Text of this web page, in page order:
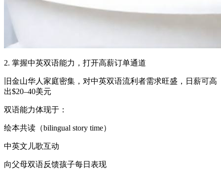
2. 掌握中英双语能力，打开高薪订单通道
旧金山华人家庭密集，对中英双语流利者需求旺盛，日薪可高
出$20–40美元
双语能力体现于：
绘本共读（bilingual story time）
中英文儿歌互动
向父母双语反馈孩子每日表现